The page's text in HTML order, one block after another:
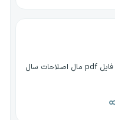
ماشالله این خبری که رفتی خوندی توی فایل pdf مال اصلاحات سال